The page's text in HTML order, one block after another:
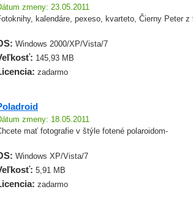
zmeny: 23.05.2011
kalendáre, pexeso, kvarteto, Čierny Peter z
Windows 2000/XP/Vista/7
145,93 MB
zadarmo
zmeny: 18.05.2011
mať fotografie v štýle fotené polaroidom-
Windows XP/Vista/7
5,91 MB
zadarmo